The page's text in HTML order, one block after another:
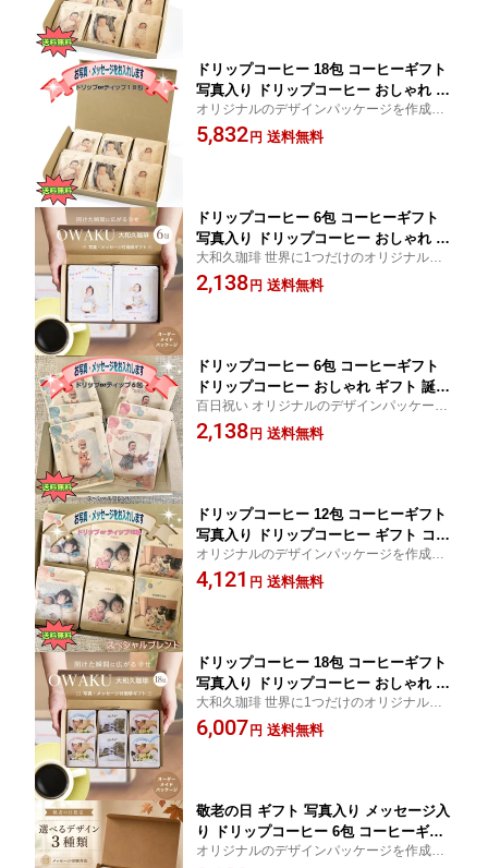
ドリップコーヒー 18包 コーヒーギフト
写真入り ドリップコーヒー おしゃれ ギ
フト 誕生日 コーヒー ギフト 高級 珈琲
敬老 メッセージ 贈答 記念品 プレゼン
オリジナルのデザインパッケージを作成で
きるコーヒーギフトです
5,832円 送料無料
ドリップコーヒー 6包 コーヒーギフト
写真入り ドリップコーヒー おしゃれ ギ
フト 誕生日 敬老の日 コーヒー ギフト
高級 珈琲 写真入り メッセージ 誕生日
大和久珈琲 世界に1つだけのオリジナルデ
ザインパッケージを作成できるコーヒーギ
フト コーヒー ギフト 専門店
2,138円 送料無料
ドリップコーヒー 6包 コーヒーギフト
ドリップコーヒー おしゃれ ギフト 誕生
日 コーヒー ギフト 高級 珈琲 敬老 メッ
セージ 贈答 記念品 プレゼント 誕生日
百日祝い オリジナルのデザインパッケージ
を作成できるコーヒーギフトです。たっぷ
り10g
2,138円 送料無料
ドリップコーヒー 12包 コーヒーギフト
写真入り ドリップコーヒー ギフト コー
ヒーギフト 珈琲 内祝 敬老 結婚 ペット
メッセージ 名入れ 記念品 プレゼント
オリジナルのデザインパッケージを作成で
きるコーヒーギフトです
4,121 円 送料無料
ドリップコーヒー 18包 コーヒーギフト
写真入り ドリップコーヒー おしゃれ ギ
フト 誕生日 コーヒー ギフト 高級 珈琲
敬老 メッセージ 贈答 記念品 プレゼン
大和久珈琲 世界に1つだけのオリジナルデ
ザインパッケージを作成できるコーヒーギ
フト コーヒー ギフト 専門店 父の日
6,007円 送料無料
敬老の日 ギフト 写真入り メッセージ入
り ドリップコーヒー 6包 コーヒーギフ
ト敬老の日 コーヒー ギフト 珈琲 内祝
オリジナルのデザインパッケージを作成で